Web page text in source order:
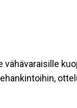
vähävaraisille